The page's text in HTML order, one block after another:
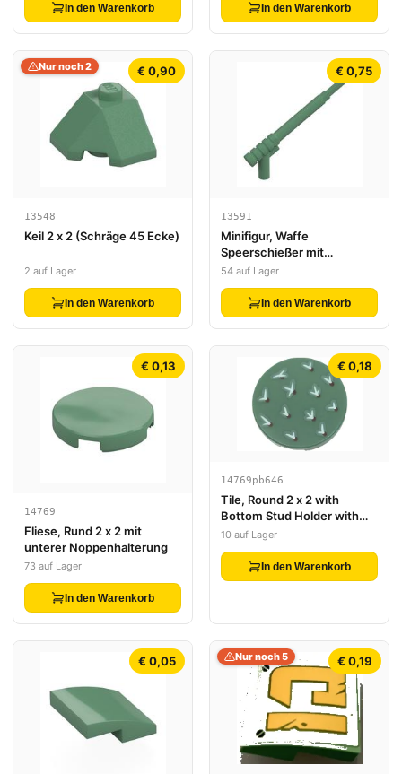
In den Warenkorb In den Warenkorb
€ 0,90
Nur noch 2
13548
Keil 2 x 2 (Schräge 45 Ecke)
2 auf Lager
In den Warenkorb
€ 0,75
13591
Minifigur, Waffe
Speerschießer mit
quadriertem Abzug und
54 auf Lager
In den Warenkorb
€ 0,13
14769
Fliese, Rund 2 x 2 mit
unterer Noppenhalterung
73 auf Lager
In den Warenkorb
€ 0,18
14769pb646
Tile, Round 2 x 2 with
Bottom Stud Holder with
White and Dark Brown
10 auf Lager
In den Warenkorb
€ 0,05 € 0,19
Nur noch 5